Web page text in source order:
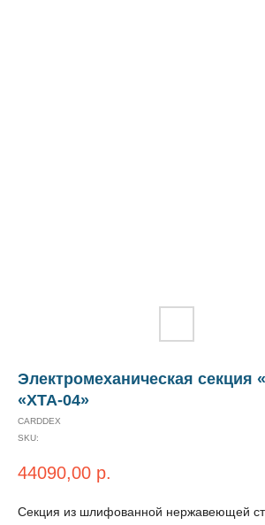
Электромеханическая секция
«XTA-04»
CARDDEX
SKU:
44090,00 р.
Секция из шлифованной нержавеющей